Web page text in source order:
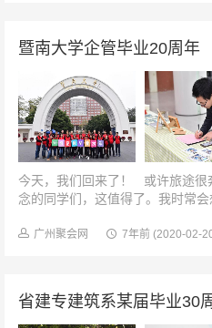
暨南大学企管毕业20周年
今天，我们回来了！ 或许旅途很
念的同学们，这值得了。我时常
广州聚会网 7年前 (2020-02-
省建专建筑系某届毕业30